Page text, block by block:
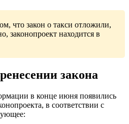
что закон о такси отложили,
законопроект находится в
закона
в конце июня появились
в соответствии с